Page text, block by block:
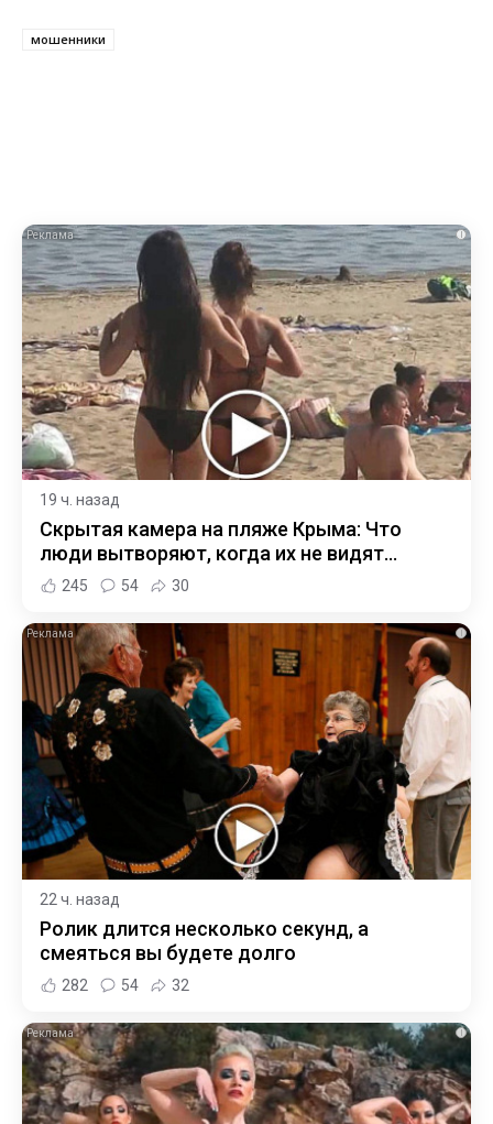
мошенники
i
19 ч. назад
Скрытая камера на пляже Крыма: Что
люди вытворяют, когда их не видят...
245 54 30
i
22 ч. назад
Ролик длится несколько секунд, а
смеяться вы будете долго
282 54 32
i